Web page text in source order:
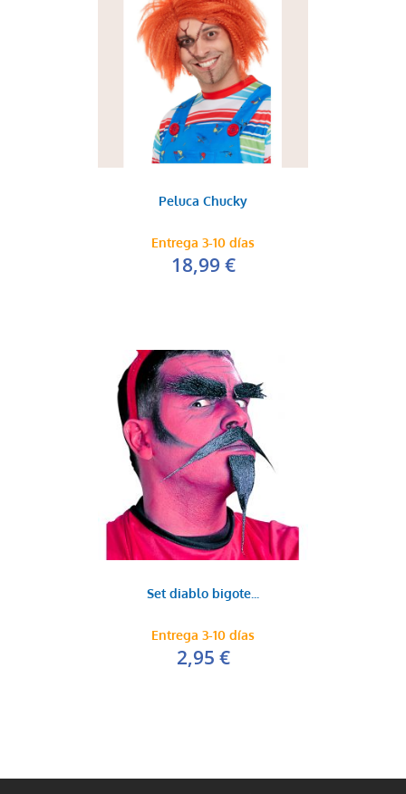
Peluca Chucky
Entrega 3-10 días
18,99 €
Set diablo bigote...
Entrega 3-10 días
2,95 €